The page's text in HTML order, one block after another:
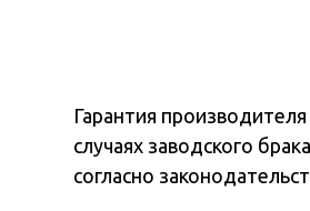
Гарантия
случаях заводского
согласно